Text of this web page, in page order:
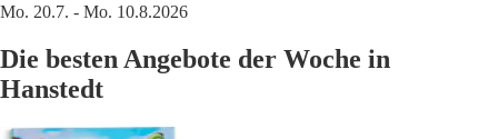
Mo. 20.7. - Mo. 10.8.2026
Die besten Angebote der Woche in
Hanstedt